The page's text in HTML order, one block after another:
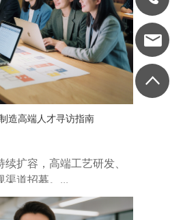
造高端人才寻访指南
扩容，高端工艺研发、
渠道招募。...